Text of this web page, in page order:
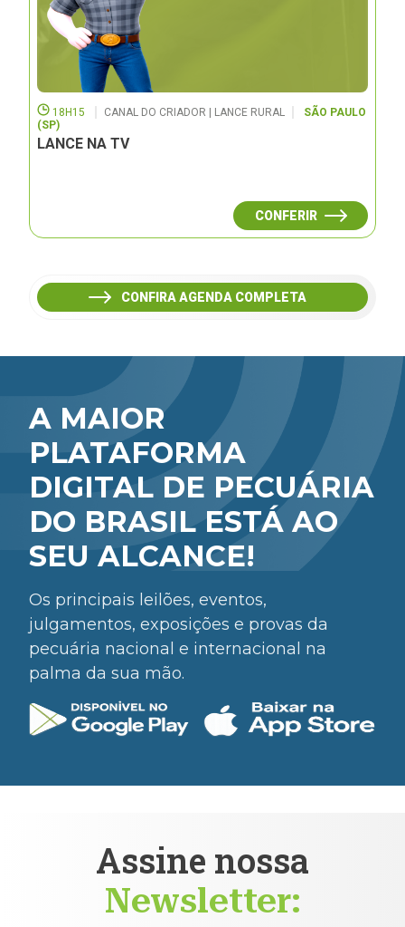
18H15 CANAL DO CRIADOR | LANCE RURAL
SÃO PAULO
(SP)
LANCE NA TV
CONFERIR
CONFIRA AGENDA COMPLETA
A MAIOR
PLATAFORMA
DIGITAL DE PECUÁRIA
DO BRASIL ESTÁ AO
SEU ALCANCE!
Os principais leilões, eventos,
julgamentos, exposições e provas da
pecuária nacional e internacional na
palma da sua mão.
Assine nossa
Newsletter: